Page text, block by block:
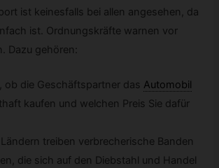
ist keinesfalls bei allen angesehen, da
ist. Ordnungskräfte warnen vor
Dazu gehören:
ob die Geschäftspartner das Automobil
kaufen und welchen Preis Sie dafür
Ländern treiben verbrecherische Banden
die sich auf den Diebstahl und Handel